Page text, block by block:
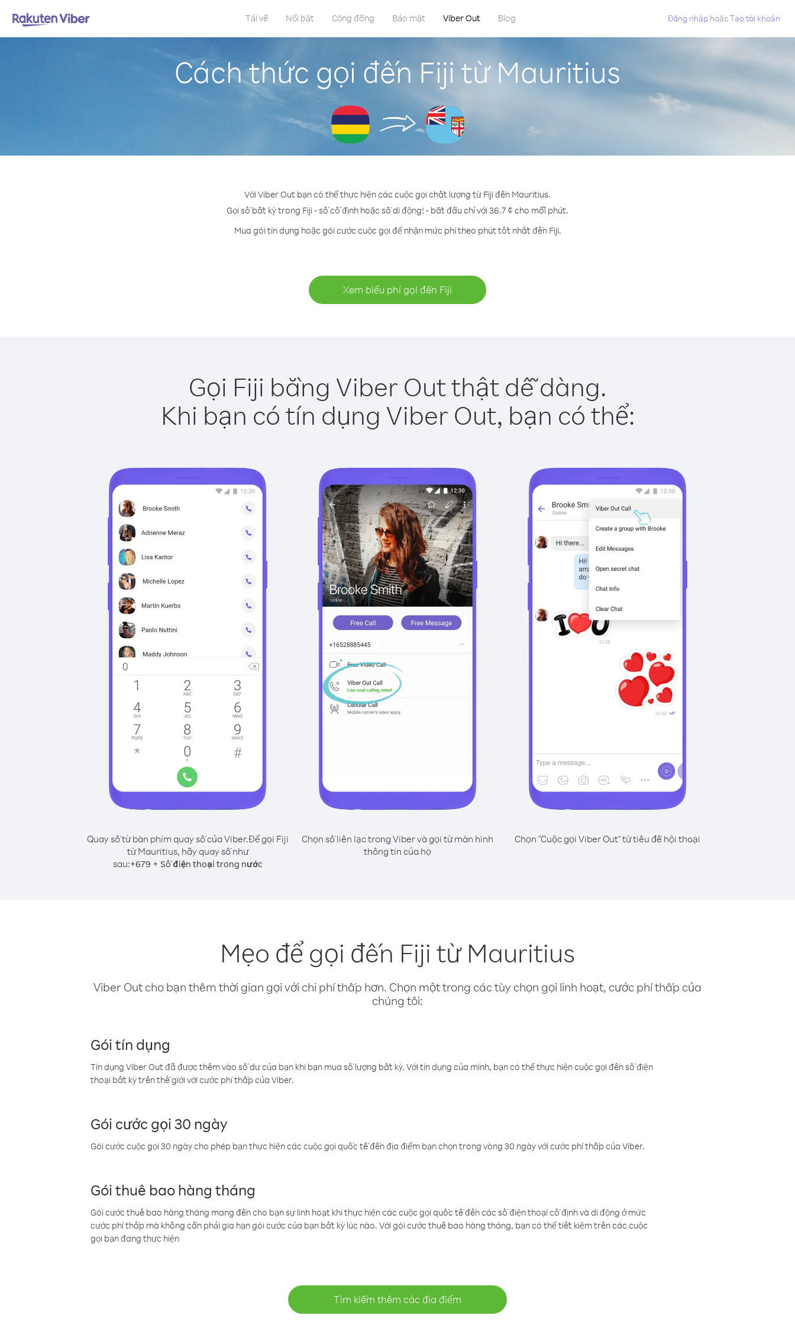
Tải về Nổi bật Cộng đồng Bảo mật Viber Out Blog Đăng nhập hoặcTạo tài khoản
Cách thức gọi đến Fiji từ Mauritius
Với Viber Out bạn có thể thực hiện các cuộc gọi chất lượng từ Fiji đến Mauritius.
Gọi số bất kỳ trong Fiji - số cố định hoặc số di động! - bắt đầu chỉ với 36.7 ¢ cho mỗi phút.
Mua gói tín dụng hoặc gói cước cuộc gọi để nhận mức phí theo phút tốt nhất đến Fiji.
Xem biểu phí gọi đến Fiji
Gọi Fiji bằng Viber Out thật dễ dàng.
Khi bạn có tín dụng Viber Out, bạn có thể:
Quay số từ bàn phím quay số của Viber.Để gọi Fiji
từ Mauritius, hãy quay số như
sau:+679 + Số điện thoại trong nước
Chọn số liên lạc trong Viber và gọi từ màn hình
thông tin của họ
Chọn "Cuộc gọi Viber Out" từ tiêu đề hội thoại
Mẹo để gọi đến Fiji từ Mauritius
Viber Out cho bạn thêm thời gian gọi với chi phí thấp hơn. Chọn một trong các tùy chọn gọi linh hoạt, cước phí thấp của
chúng tôi:
Gói tín dụng
Tín dụng Viber Out đã được thêm vào số dư của bạn khi bạn mua số lượng bất kỳ. Với tín dụng của mình, bạn có thể thực hiện cuộc gọi đến số điện
thoại bất kỳ trên thế giới với cước phí thấp của Viber.
Gói cước gọi 30 ngày
Gói cước cuộc gọi 30 ngày cho phép bạn thực hiện các cuộc gọi quốc tế đến địa điểm bạn chọn trong vòng 30 ngày với cước phí thấp của Viber.
Gói thuê bao hàng tháng
Gói cước thuê bao hàng tháng mang đến cho bạn sự linh hoạt khi thực hiện các cuộc gọi quốc tế đến các số điện thoại cố định và di động ở mức
cước phí thấp mà không cần phải gia hạn gói cước của bạn bất kỳ lúc nào. Với gói cước thuê bao hàng tháng, bạn có thể tiết kiệm trên các cuộc
gọi bạn đang thực hiện
Tìm kiếm thêm các địa điểm